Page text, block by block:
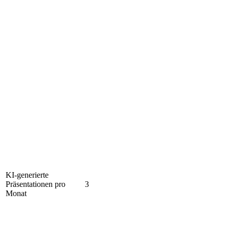
KI-generierte
Präsentationen pro
Monat
3